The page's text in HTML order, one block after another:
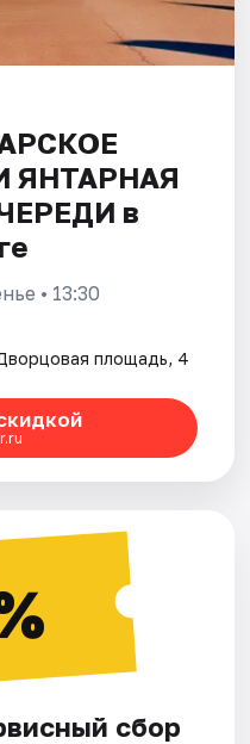
ЯНТАРНАЯ
в
• 13:30
площадь, 4
сбор